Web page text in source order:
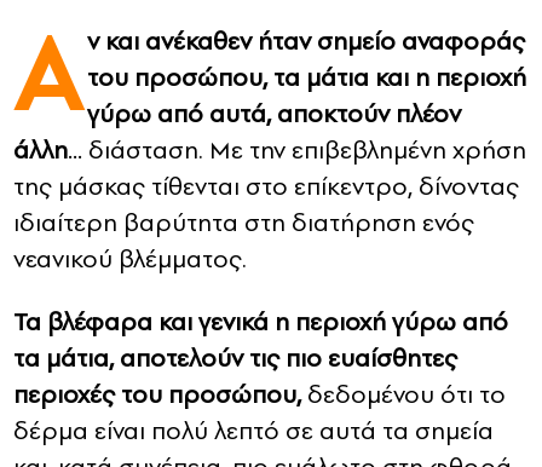
SPORTS
DIA Y NOCHE
CONTACT
ADVERTISE
Αν και ανέκαθεν ήταν σημείο αναφοράς
του προσώπου, τα μάτια και η περιοχή
γύρω από αυτά, αποκτούν πλέον
άλλη… διάσταση. Με την επιβεβλημένη χρήση
της μάσκας τίθενται στο επίκεντρο, δίνοντας
ιδιαίτερη βαρύτητα στη διατήρηση ενός
νεανικού βλέμματος.
Τα βλέφαρα και γενικά η περιοχή γύρω από
τα μάτια, αποτελούν τις πιο ευαίσθητες
περιοχές του προσώπου,δεδομένου ότι το
δέρμα είναι πολύ λεπτό σε αυτά τα σημεία